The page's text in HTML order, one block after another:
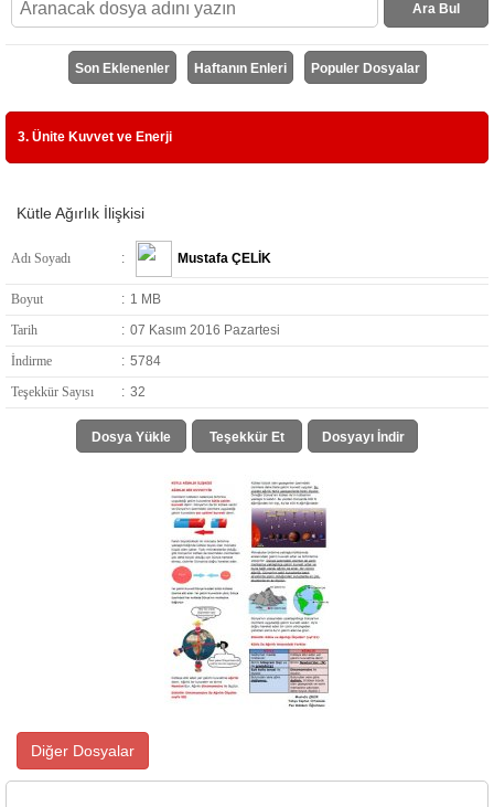
Ara Bul
Son Eklenenler Haftanın Enleri Populer Dosyalar
3. Ünite Kuvvet ve Enerji
Kütle Ağırlık İlişkisi
Adı Soyadı : Mustafa ÇELİK
Boyut : 1 MB
Tarih
: 07 Kasım 2016 Pazartesi
İndirme
: 5784
Teşekkür Sayısı
: 32
Dosya Yükle Teşekkür Et Dosyayı İndir
Diğer Dosyalar